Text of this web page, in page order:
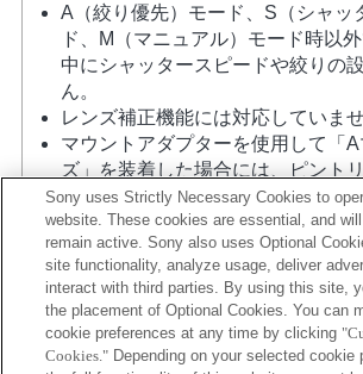
A（絞り優先）モード、S（シャッ
ド、M（マニュアル）モード時以
中にシャッタースピードや絞りの
ん。
レンズ補正機能には対応していませ
マウントアダプターを使用して「
ズ」を装着した場合には、ピント
MFアシスト機能は自動的には起動
スタムキー設定」で任意のキーに
しくは「MFアシスト」機能を割り
ださい
タッチシャッターは使用できません
ボディ内蔵手ブレ補正機能による3
（Pitch/Yaw/Roll）を行います。
Sony uses Strictly Necessary Cookies to
website. These cookies are essential, and
remain active. Sony also uses Optional
site functionality, analyze usage, deliver
interact with third parties. By using this site,
the placement of Optional Cookies. You can
cookie preferences at any time by clicking
Cookies." Depending on your selected cookie